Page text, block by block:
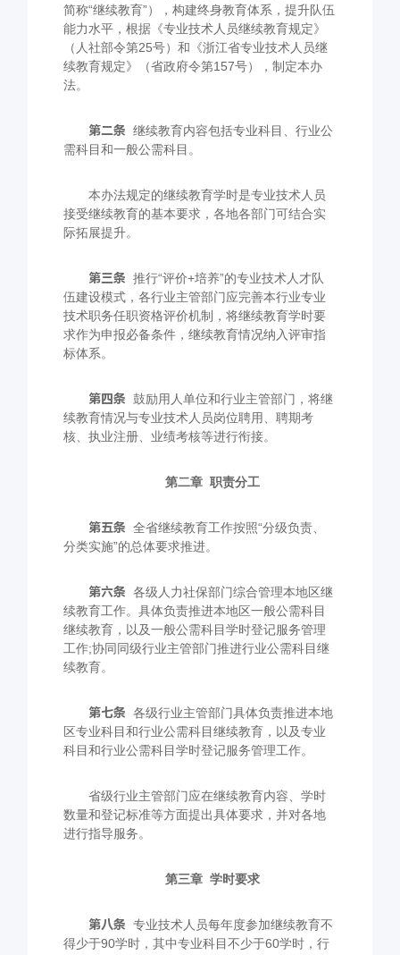
简称“继续教育”），构建终身教育体系，提升队伍
能力水平，根据《专业技术人员继续教育规定》
（人社部令第25号）和《浙江省专业技术人员继
续教育规定》（省政府令第157号），制定本办
法。
第二条 继续教育内容包括专业科目、行业公
需科目和一般公需科目。
本办法规定的继续教育学时是专业技术人员
接受继续教育的基本要求，各地各部门可结合实
际拓展提升。
第三条 推行“评价+培养”的专业技术人才队
伍建设模式，各行业主管部门应完善本行业专业
技术职务任职资格评价机制，将继续教育学时要
求作为申报必备条件，继续教育情况纳入评审指
标体系。
第四条 鼓励用人单位和行业主管部门，将继
续教育情况与专业技术人员岗位聘用、聘期考
核、执业注册、业绩考核等进行衔接。
第二章 职责分工
第五条 全省继续教育工作按照“分级负责、
分类实施”的总体要求推进。
第六条 各级人力社保部门综合管理本地区继
续教育工作。具体负责推进本地区一般公需科目
继续教育，以及一般公需科目学时登记服务管理
工作;协同同级行业主管部门推进行业公需科目继
续教育。
第七条 各级行业主管部门具体负责推进本地
区专业科目和行业公需科目继续教育，以及专业
科目和行业公需科目学时登记服务管理工作。
省级行业主管部门应在继续教育内容、学时
数量和登记标准等方面提出具体要求，并对各地
进行指导服务。
第三章 学时要求
第八条 专业技术人员每年度参加继续教育不
得少于90学时，其中专业科目不少于60学时，行